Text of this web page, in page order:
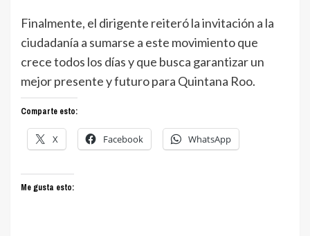
Finalmente, el dirigente reiteró la invitación a la
ciudadanía a sumarse a este movimiento que
crece todos los días y que busca garantizar un
mejor presente y futuro para Quintana Roo.
Comparte esto:
X Facebook WhatsApp
Me gusta esto: